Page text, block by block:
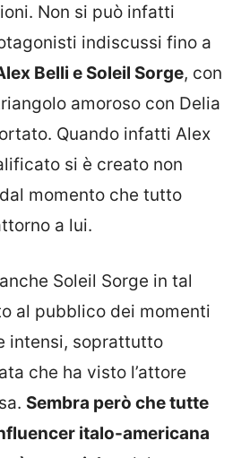
Non si può infatti
indiscussi fino a
Belli e Soleil Sorge, con
amoroso con Delia
Quando infatti Alex
si è creato non
momento che tutto
a lui.
Soleil Sorge in tal
al pubblico dei momenti
intensi, soprattutto
che ha visto l’attore
Sembra però che tutte
italo-americana